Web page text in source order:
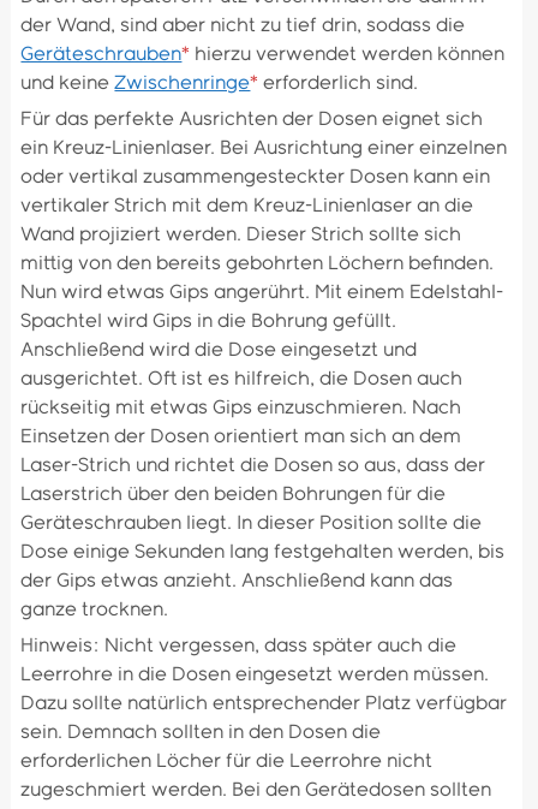
der Wand, sind aber nicht zu tief drin, sodass die
Geräteschrauben* hierzu verwendet werden können
und keineZwischenringe* erforderlich sind.
Für das perfekte Ausrichten der Dosen eignet sich
ein Kreuz-Linienlaser. Bei Ausrichtung einer einzelnen
oder vertikal zusammengesteckter Dosen kann ein
vertikaler Strich mit dem Kreuz-Linienlaser an die
Wand projiziert werden. Dieser Strich sollte sich
mittig von den bereits gebohrten Löchern befinden.
Nun wird etwas Gips angerührt. Mit einem Edelstahl-
Spachtel wird Gips in die Bohrung gefüllt.
Anschließend wird die Dose eingesetzt und
ausgerichtet. Oft ist es hilfreich, die Dosen auch
rückseitig mit etwas Gips einzuschmieren. Nach
Einsetzen der Dosen orientiert man sich an dem
Laser-Strich und richtet die Dosen so aus, dass der
Laserstrich über den beiden Bohrungen für die
Geräteschrauben liegt. In dieser Position sollte die
Dose einige Sekunden lang festgehalten werden, bis
der Gips etwas anzieht. Anschließend kann das
ganze trocknen.
Hinweis: Nicht vergessen, dass später auch die
Leerrohre in die Dosen eingesetzt werden müssen.
Dazu sollte natürlich entsprechender Platz verfügbar
sein. Demnach sollten in den Dosen die
erforderlichen Löcher für die Leerrohre nicht
zugeschmiert werden. Bei den Gerätedosen sollten